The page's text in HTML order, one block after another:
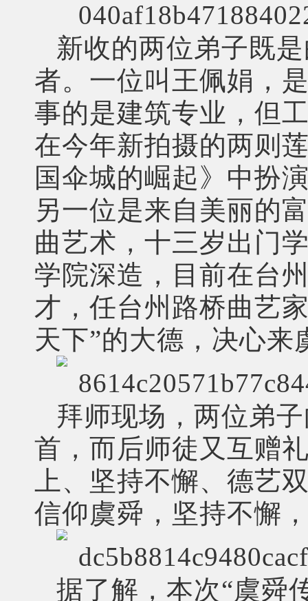
新收的两位弟子既
者。一位叫王佩娟，
事的是建筑专业，但
在今年新拍摄的两则
国伞城的崛起》中扮
另一位是来自美丽的
曲艺术，十三岁出门
学院深造，目前在台
才，任台州路桥曲艺
天下”的大德，决心
拜师现场，两位弟
首，而后师徒又互赠
上、坚持不懈、德艺
信仰虞舜，坚持不懈
据了解，本次“虞舜